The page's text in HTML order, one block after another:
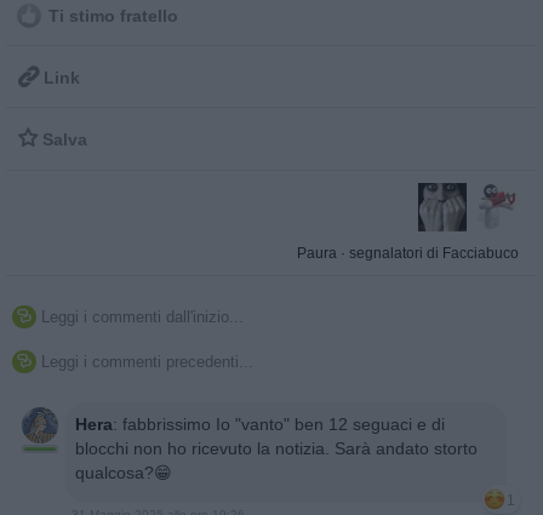
Ti stimo fratello
 Link
 Salva
Paura · segnalatori di Facciabuco
 Leggi i commenti dall'inizio...
 Leggi i commenti precedenti...
Hera: fabbrissimo Io "vanto" ben 12 seguaci e di
blocchi non ho ricevuto la notizia. Sarà andato storto
qualcosa?😁
1